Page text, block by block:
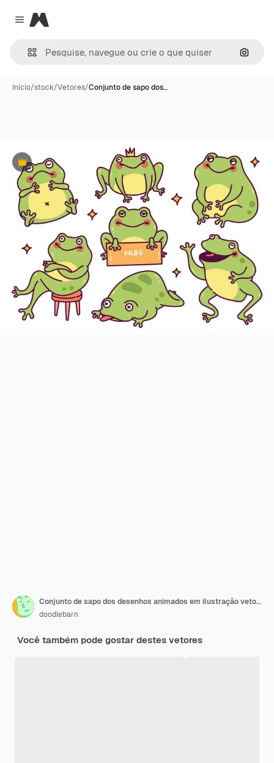
Close menu
Magnific
Início/stock/Vetores/Conjunto de sapo dos…
Premium
Conjunto de sapo dos desenhos animados em ilustração vetorial de poses diferentes
doodlebarn
Você também pode gostar destes vetores